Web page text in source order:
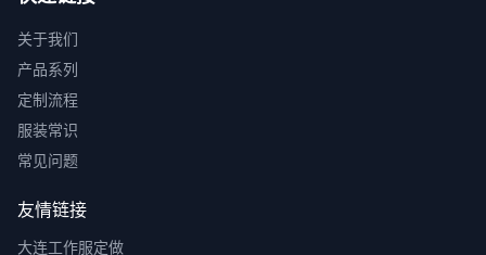
关于我们
产品系列
定制流程
服装常识
常见问题
友情链接
大连工作服定做